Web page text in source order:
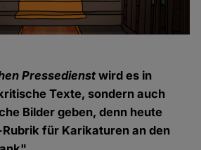
Pressedienstwird es in
Texte, sondern auch
Bilder geben, denn heute
für Karikaturen an den